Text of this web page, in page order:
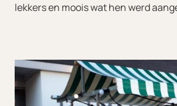
lekkers en moois wat hen werd